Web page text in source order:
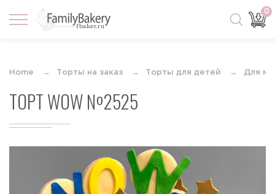
0
Home Торты на заказ Торты для детей Для
ТОРТ WOW №2525